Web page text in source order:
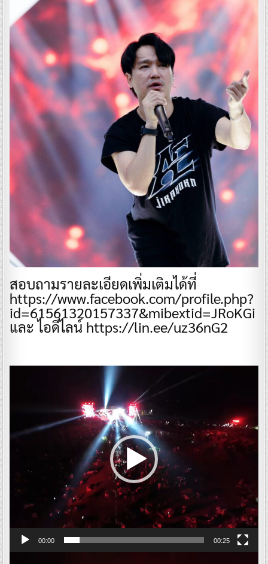
สอบถามรายละเอียดเพิ่มเติมได้ที่
https://www.facebook.com/profile.php?
id=61561320157337&mibextid=JRoKGi
และ ไอดีไลน์ https://lin.ee/uz36nG2
00:00 00:25